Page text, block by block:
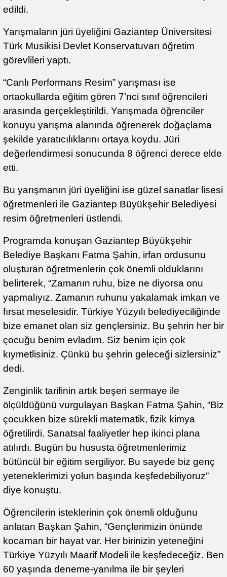
edildi.
Yarışmaların jüri üyeliğini Gaziantep Üniversitesi
Türk Musikisi Devlet Konservatuvarı öğretim
görevlileri yaptı.
“Canlı Performans Resim” yarışması ise
ortaokullarda eğitim gören 7’nci sınıf öğrencileri
arasında gerçekleştirildi. Yarışmada öğrenciler
konuyu yarışma alanında öğrenerek doğaçlama
şekilde yaratıcılıklarını ortaya koydu. Jüri
değerlendirmesi sonucunda 8 öğrenci derece elde
etti.
Bu yarışmanın jüri üyeliğini ise güzel sanatlar lisesi
öğretmenleri ile Gaziantep Büyükşehir Belediyesi
resim öğretmenleri üstlendi.
Programda konuşan Gaziantep Büyükşehir
Belediye Başkanı Fatma Şahin, irfan ordusunu
oluşturan öğretmenlerin çok önemli olduklarını
belirterek, “Zamanın ruhu, bize ne diyorsa onu
yapmalıyız. Zamanın ruhunu yakalamak imkan ve
fırsat meselesidir. Türkiye Yüzyılı belediyeciliğinde
bize emanet olan siz gençlersiniz. Bu şehrin her bir
çocuğu benim evladım. Siz benim için çok
kıymetlisiniz. Çünkü bu şehrin geleceği sizlersiniz”
dedi.
Zenginlik tarifinin artık beşeri sermaye ile
ölçüldüğünü vurgulayan Başkan Fatma Şahin, “Biz
çocukken bize sürekli matematik, fizik kimya
öğretilirdi. Sanatsal faaliyetler hep ikinci plana
atılırdı. Bugün bu hususta öğretmenlerimiz
bütüncül bir eğitim sergiliyor. Bu sayede biz genç
yeteneklerimizi yolun başında keşfedebiliyoruz”
diye konuştu.
Öğrencilerin isteklerinin çok önemli olduğunu
anlatan Başkan Şahin, “Gençlerimizin önünde
kocaman bir hayat var. Her birinizin yeteneğini
Türkiye Yüzyılı Maarif Modeli ile keşfedeceğiz. Ben
60 yaşında deneme-yanılma ile bir şeyleri